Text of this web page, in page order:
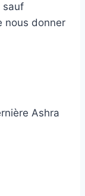
sauf
nous donner